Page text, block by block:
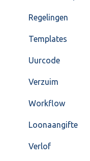
Regelingen
Templates
Uurcode
Verzuim
Workflow
Loonaangifte
Verlof